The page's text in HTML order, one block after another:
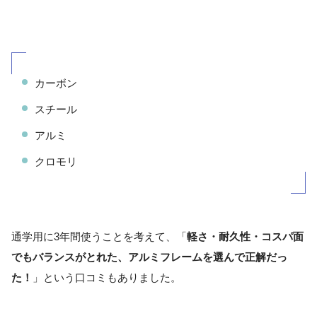
カーボン
スチール
アルミ
クロモリ
通学用に3年間使うことを考えて、「軽さ・耐久性・コスパ面
でもバランスがとれた、アルミフレームを選んで正解だっ
た！
」という口コミもありました。